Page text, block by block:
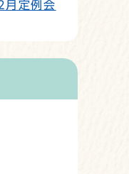
定例会